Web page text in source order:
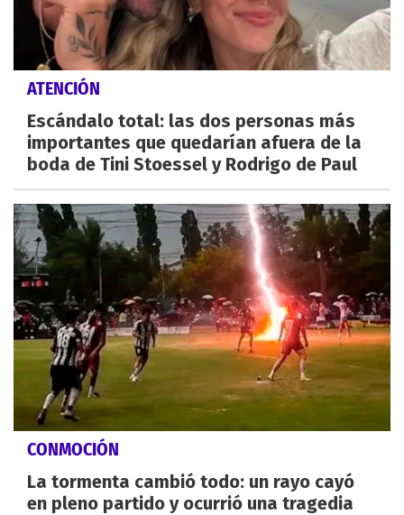
ATENCIÓN
Escándalo total: las dos personas más
importantes que quedarían afuera de la
boda de Tini Stoessel y Rodrigo de Paul
CONMOCIÓN
La tormenta cambió todo: un rayo cayó
en pleno partido y ocurrió una tragedia